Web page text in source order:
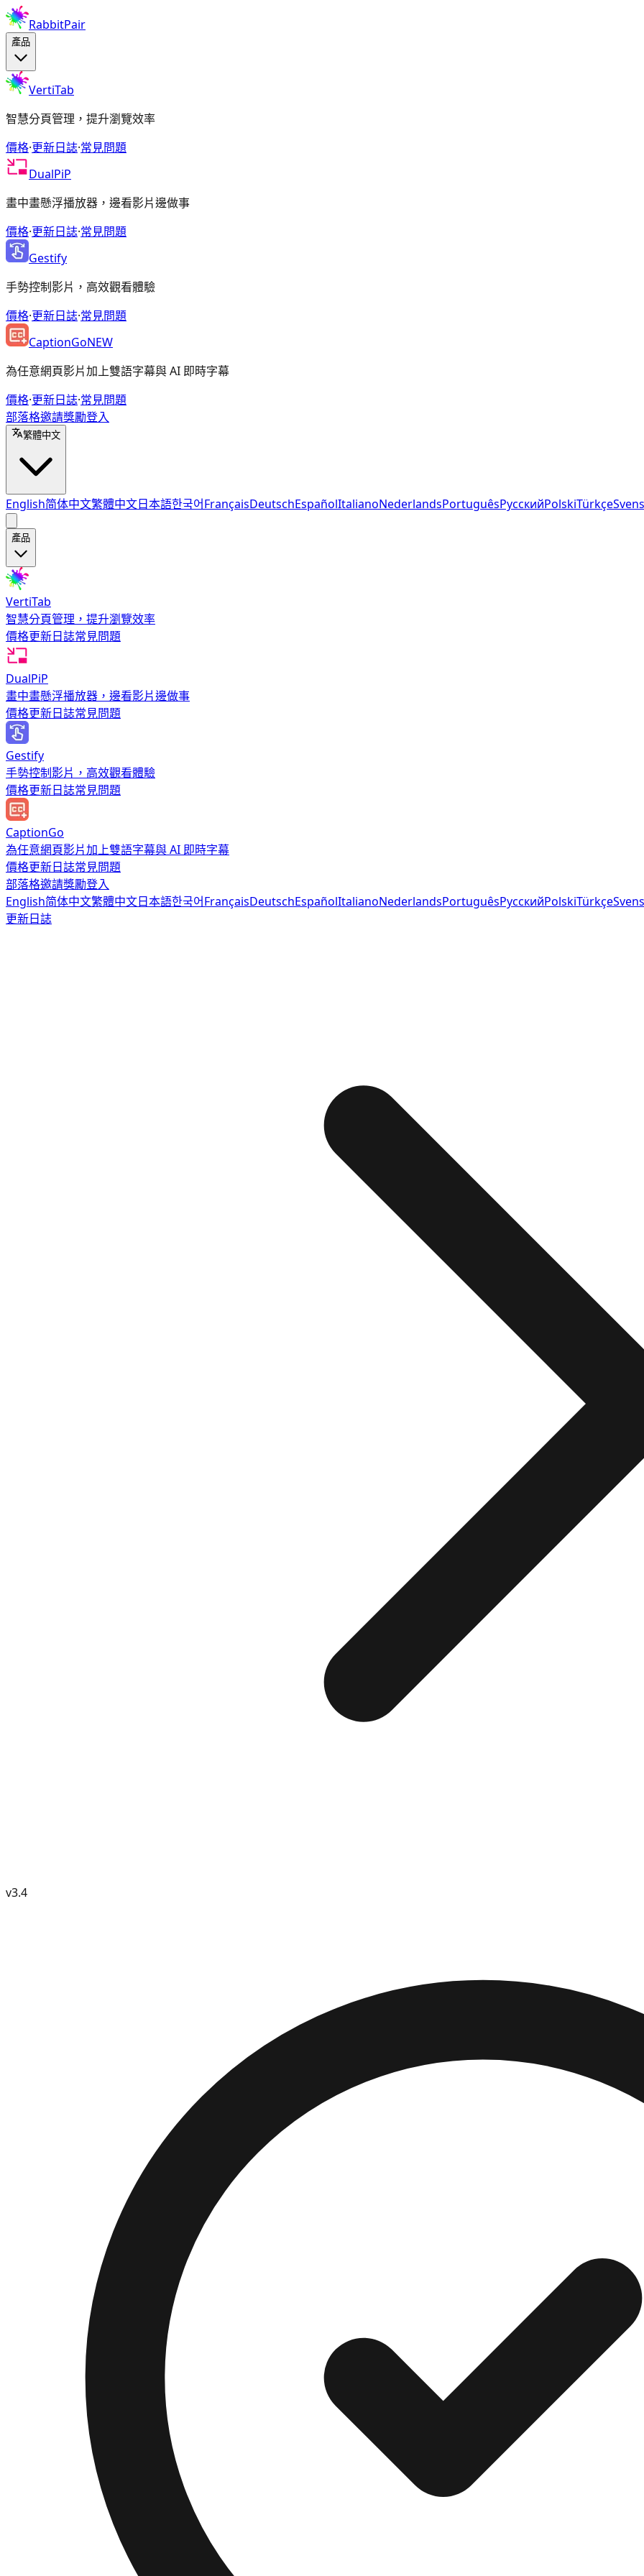
RabbitPair
產品
VertiTab
智慧分頁管理，提升瀏覽效率
價格·更新日誌·常見問題
DualPiP
畫中畫懸浮播放器，邊看影片邊做事
價格·更新日誌·常見問題
Gestify
手勢控制影片，高效觀看體驗
價格·更新日誌·常見問題
CaptionGoNEW
為任意網頁影片加上雙語字幕與 AI 即時字幕
價格·更新日誌·常見問題
部落格邀請獎勵登入
繁體中文
English简体中文繁體中文日本語한국어FrançaisDeutschEspañolItalianoNederlandsPortuguêsРусскийPolskiTürkçe
產品
VertiTab
智慧分頁管理，提升瀏覽效率
價格更新日誌常見問題
DualPiP
畫中畫懸浮播放器，邊看影片邊做事
價格更新日誌常見問題
Gestify
手勢控制影片，高效觀看體驗
價格更新日誌常見問題
CaptionGo
為任意網頁影片加上雙語字幕與 AI 即時字幕
價格更新日誌常見問題
部落格邀請獎勵登入
English简体中文繁體中文日本語한국어FrançaisDeutschEspañolItalianoNederlandsPortuguêsРусскийPolskiTürkçe
更新日誌
v3.4